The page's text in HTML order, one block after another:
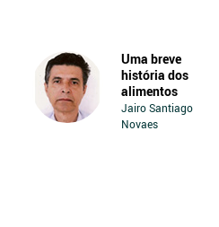
Uma breve
história dos
alimentos
Jairo Santiago
Novaes